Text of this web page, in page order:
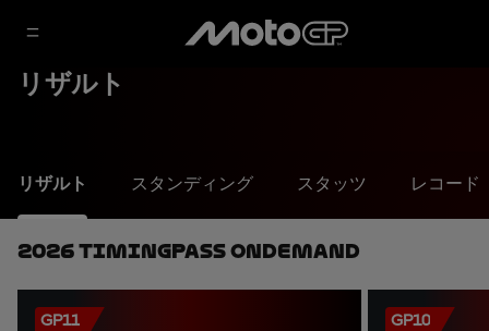
リザルト
リザルト スタンディング スタッツ レコード
2026 TimingPass OnDemand
GP11 GP10